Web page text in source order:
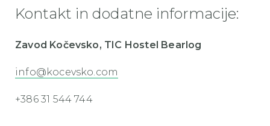
Kontakt in dodatne informacije:
Zavod Kočevsko, TIC Hostel Bearlog
info@kocevsko.com
+386 31 544 744